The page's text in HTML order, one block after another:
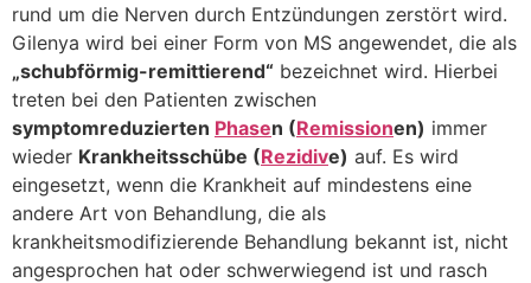
rund um die Nerven durch Entzündungen zerstört wird.
Gilenya wird bei einer Form von MS angewendet, die als
„schubförmig-remittierend“ bezeichnet wird. Hierbei
treten bei den Patienten zwischen
symptomreduzierten Phasen (Remissionen) immer
wieder Krankheitsschübe (Rezidive) auf. Es wird
eingesetzt, wenn die Krankheit auf mindestens eine
andere Art von Behandlung, die als
krankheitsmodifizierende Behandlung bekannt ist, nicht
angesprochen hat oder schwerwiegend ist und rasch